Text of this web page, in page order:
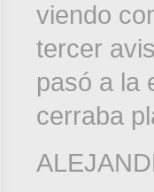
viendo
tercer
pasó a la
cerraba